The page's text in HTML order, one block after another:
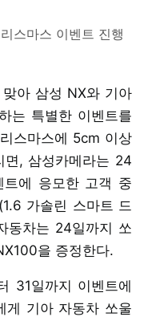
스마스 이벤트 진행
아 삼성 NX와 기아
는 특별한 이벤트를
스마스에 5cm 이상
면, 삼성카메라는 24
에 응모한 고객 중
가솔린 스마트 드
동차는 24일까지 쏘
을 증정한다.
31일까지 이벤트에
게 기아 자동차 쏘울